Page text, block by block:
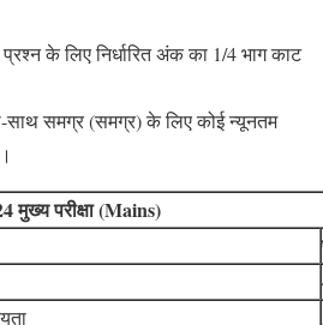
के लिए निर्धारित अंक का 1/4 भाग काट
समग्र (समग्र) के लिए कोई न्यूनतम
मुख्य परीक्षा (Mains)